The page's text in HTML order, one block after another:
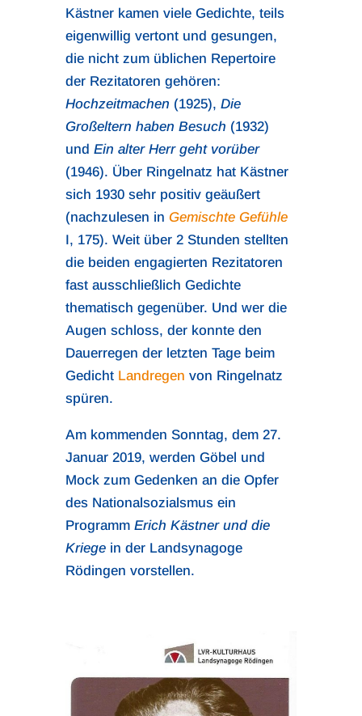
Kästner kamen viele Gedichte, teils
eigenwillig vertont und gesungen,
die nicht zum üblichen Repertoire
der Rezitatoren gehören:
Hochzeitmachen (1925), Die
Großeltern haben Besuch (1932)
und Ein alter Herr geht vorüber
(1946). Über Ringelnatz hat Kästner
sich 1930 sehr positiv geäußert
(nachzulesen in Gemischte Gefühle
I, 175). Weit über 2 Stunden stellten
die beiden engagierten Rezitatoren
fast ausschließlich Gedichte
thematisch gegenüber. Und wer die
Augen schloss, der konnte den
Dauerregen der letzten Tage beim
Gedicht Landregen von Ringelnatz
spüren.
Am kommenden Sonntag, dem 27.
Januar 2019, werden Göbel und
Mock zum Gedenken an die Opfer
des Nationalsozialsmus ein
Programm Erich Kästner und die
Kriegein der Landsynagoge
Rödingen vorstellen.